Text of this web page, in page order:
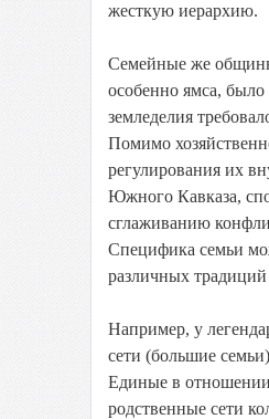
жесткую иерархию.
Семейные же
особенно ямса,
земледелия
Помимо
регулирования их
Южного Кавказа,
сглаживанию
Специфика семьи
различных
Например, у
сети (большие
Единые в отношении
родственные сети